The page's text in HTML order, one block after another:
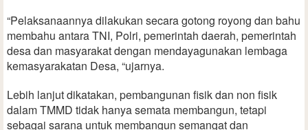
“Pelaksanaannya dilakukan secara gotong royong dan bahu
membahu antara TNI, Polri, pemerintah daerah, pemerintah
desa dan masyarakat dengan mendayagunakan lembaga
kemasyarakatan Desa, “ujarnya.
Lebih lanjut dikatakan, pembangunan fisik dan non fisik
dalam TMMD tidak hanya semata membangun, tetapi
sebagai sarana untuk membangun semangat dan